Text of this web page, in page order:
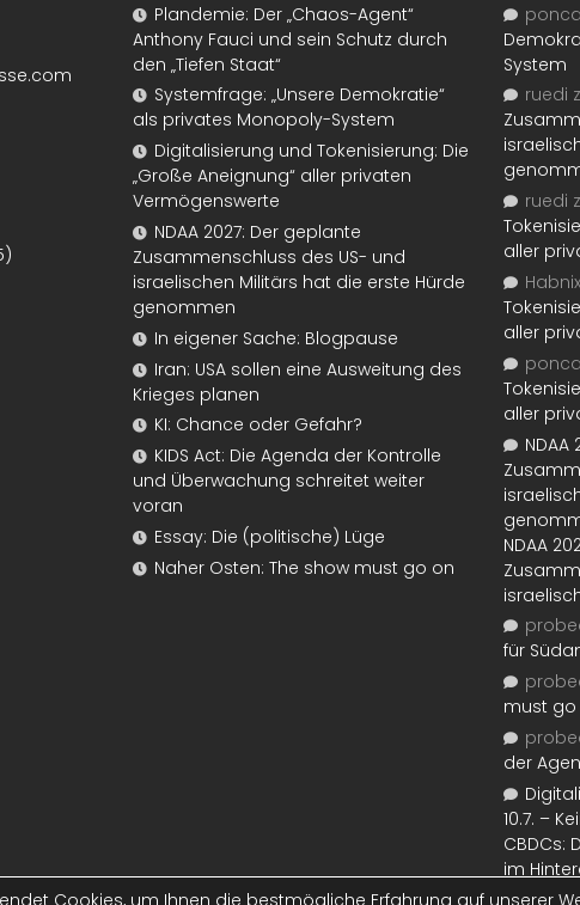
Plandemie: Der „Chaos-Agent“
Anthony Fauci und sein Schutz durch
den „Tiefen Staat“
Systemfrage: „Unsere Demokratie“
als privates Monopoly-System
Digitalisierung und Tokenisierung: Die
„Große Aneignung“ aller privaten
Vermögenswerte
NDAA 2027: Der geplante
Zusammenschluss des US- und
israelischen Militärs hat die erste Hürde
genommen
In eigener Sache: Blogpause
Iran: USA sollen eine Ausweitung des
Krieges planen
KI: Chance oder Gefahr?
KIDS Act: Die Agenda der Kontrolle
und Überwachung schreitet weiter
voran
Essay: Die (politische) Lüge
Naher Osten: The show must go on
System
ruedi
ruedi
aller
Habnix
aller
aller
NDAA
für
must go
der
10.7. –
CBDCs:
im
Cookies, um Ihnen die bestmögliche Erfahrung auf unserer